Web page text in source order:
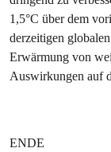
1,5°C über dem
derzeitigen
Erwärmung von
Auswirkungen auf
ENDE